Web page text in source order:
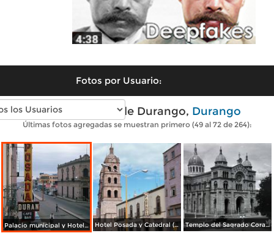
Fotos por Usuario:
Fotos antiguas de Durango, Durango
Últimas fotos agregadas se muestran primero (49 al 72 de 264):
Palacio municipal y Hotel Posada (1964) Hotel Posada y Catedral (1976) Templo del Sagrado Corazon Durango.